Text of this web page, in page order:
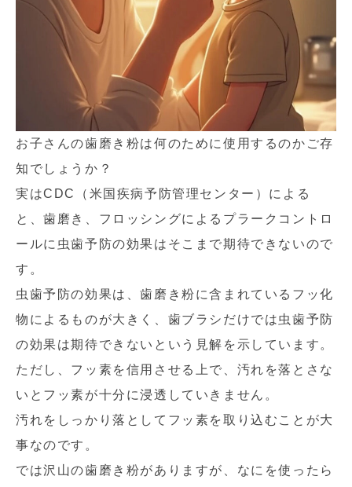
お子さんの歯磨き粉は何のために使用するのかご存
知でしょうか？
実はCDC（米国疾病予防管理センター）による
と、歯磨き、フロッシングによるプラークコントロ
ールに虫歯予防の効果はそこまで期待できないので
す。
虫歯予防の効果は、歯磨き粉に含まれているフッ化
物によるものが大きく、歯ブラシだけでは虫歯予防
の効果は期待できないという見解を示しています。
ただし、フッ素を信用させる上で、汚れを落とさな
いとフッ素が十分に浸透していきません。
汚れをしっかり落としてフッ素を取り込むことが大
事なのです。
では沢山の歯磨き粉がありますが、なにを使ったら